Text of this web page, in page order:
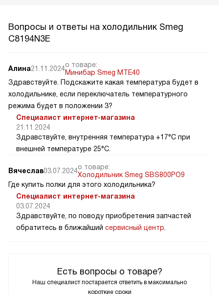
Вопросы и ответы на холодильник Smeg
C8194N3E
Есть вопросы о товаре?
Наш специалист постарается ответить в максимально
короткие сроки
Алина21.11.2024о товаре:
Минибар Smeg MTE40
Здравствуйте. Подскажите какая температура будет в
холодильнике, если переключатель температурного
режима будет в положении 3?
Специалист интернет-магазина
21.11.2024
Здравствуйте, внутренняя температура +17°C при
внешней температуре 25°C.
Вячеслав03.07.2024о товаре:
Холодильник Smeg SBS800PO9
Где купить полки для этого холодильника?
Специалист интернет-магазина
03.07.2024
Здравствуйте, по поводу приобретения запчастей
обратитесь в ближайший сервисный центр